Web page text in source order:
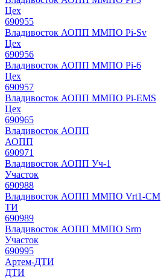
Цех
690955
Владивосток АОПП ММПО Pi-Sv
Цех
690956
Владивосток АОПП ММПО Pi-6
Цех
690957
Владивосток АОПП ММПО Pi-EMS
Цех
690965
Владивосток АОПП
АОПП
690971
Владивосток АОПП Уч-1
Участок
690988
Владивосток АОПП ММПО Vrt1-СМ
ТИ
690989
Владивосток АОПП ММПО Srm
Участок
690995
Артем-ДТИ
ДТИ